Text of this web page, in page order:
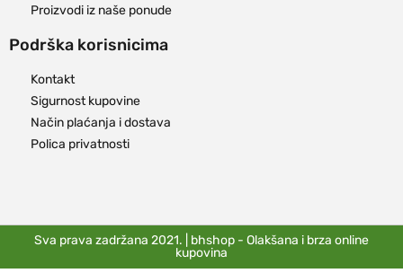
Proizvodi iz naše ponude
Podrška korisnicima
Kontakt
Sigurnost kupovine
Način plaćanja i dostava
Polica privatnosti
Sva prava zadržana 2021. | bhshop - Olakšana i brza online
kupovina